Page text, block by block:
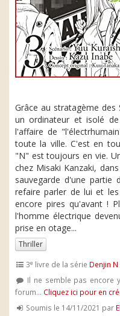
Grâce au stratagème
un ordinateur et isolé
l'affaire de
toute la ville. C'est en
"N" est toujours en vie.
chez Misaki Kanzaki,
sauvegarde d'une partie
refaire parler de lui et
encore pires qu'avant !
l'homme électrique
prise en otage...
Thriller
3e livre de la série Denjin N
Il ne semble pas encore
forum... Cliquez ici pour en
Soumis le 14/11/2021 par